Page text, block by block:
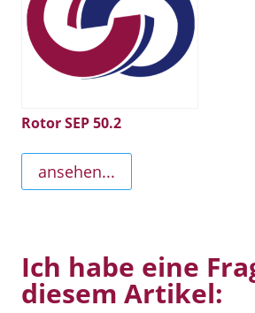
Rotor SEP 50.2
ansehen...
Ich habe eine
diesem Artikel: